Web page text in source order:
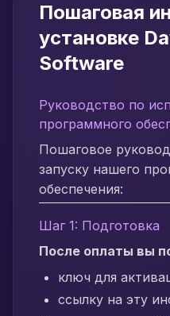
Пошаговая
установке
Software
Руководство по
программного
Пошаговое
запуску нашего
обеспечения:
Шаг 1: Подготовка
После оплаты вы
ключ для
ссылку на эту